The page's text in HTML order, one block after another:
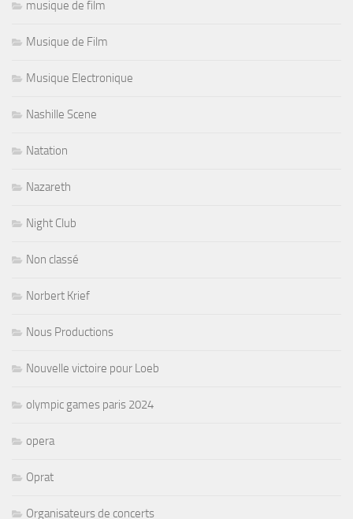
musique de film
Musique de Film
Musique Electronique
Nashille Scene
Natation
Nazareth
Night Club
Non classé
Norbert Krief
Nous Productions
Nouvelle victoire pour Loeb
olympic games paris 2024
opera
Oprat
Organisateurs de concerts